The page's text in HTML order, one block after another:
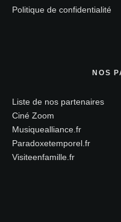
Politique de confidentialité
NOS
Liste de nos partenaires
Ciné Zoom
Musiquealliance.fr
Paradoxetemporel.fr
Visiteenfamille.fr